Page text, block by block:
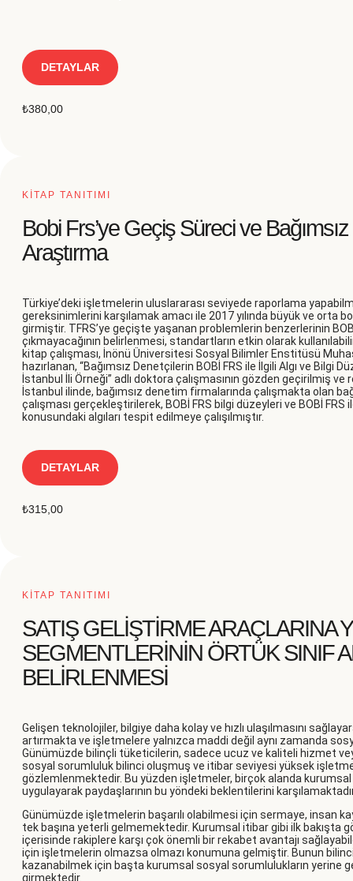
DETAYLAR
₺380,00
KİTAP TANITIMI
Bobi Frs’ye Geçiş Süreci ve
Araştırma
Türkiye’deki işletmelerin uluslararası seviyede raporlama
gereksinimlerini karşılamak amacı ile 2017 yılında büyük ve orta
girmiştir. TFRS’ye geçişte yaşanan problemlerin benzerlerinin
çıkmayacağının belirlenmesi, standartların etkin olarak
kitap çalışması, İnönü Üniversitesi Sosyal Bilimler Enstitüsü
hazırlanan, “Bağımsız Denetçilerin BOBİ FRS ile İlgili Algı ve Bilgi
İstanbul İli Örneği” adlı doktora çalışmasının gözden geçirilmiş
İstanbul ilinde, bağımsız denetim firmalarında çalışmakta olan
çalışması gerçekleştirilerek, BOBİ FRS bilgi düzeyleri ve BOBİ
konusundaki algıları tespit edilmeye çalışılmıştır.
DETAYLAR
₺315,00
KİTAP TANITIMI
SATIŞ GELİŞTİRME ARAÇLARINA
SEGMENTLERİNİN ÖRTÜK SINIF
BELİRLENMESİ
Gelişen teknolojiler, bilgiye daha kolay ve hızlı ulaşılmasını
artırmakta ve işletmelere yalnızca maddi değil aynı zamanda
Günümüzde bilinçli tüketicilerin, sadece ucuz ve kaliteli hizmet
sosyal sorumluluk bilinci oluşmuş ve itibar seviyesi yüksek
gözlemlenmektedir. Bu yüzden işletmeler, birçok alanda
uygulayarak paydaşlarının bu yöndeki beklentilerini
Günümüzde işletmelerin başarılı olabilmesi için sermaye, insan
tek başına yeterli gelmemektedir. Kurumsal itibar gibi ilk bakışta
içerisinde rakiplere karşı çok önemli bir rekabet avantajı
için işletmelerin olmazsa olmazı konumuna gelmiştir. Bunun
kazanabilmek için başta kurumsal sosyal sorumlulukların yerine
girmektedir.